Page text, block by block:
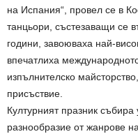
на Испания“, провел се в
танцьори, състезаващи се
години, завоюваха най-
впечатлиха
изпълнителско
присъствие.
Културният празник
разнообразие от жанрове